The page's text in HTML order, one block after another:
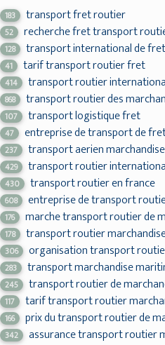
183 transport fret routier
52 recherche fret transport
128 transport international de fret
41 tarif transport routier fret
414 transport routier
868 transport routier des
107 transport logistique fret
47 entreprise de transport de
237 transport aerien marchandise
429 transport routier
430 transport routier en france
608 entreprise de transport
176 marche transport routier de
178 transport routier
306 organisation transport
283 transport marchandise
245 transport routier de
117 tarif transport routier
166 prix du transport routier de
342 assurance transport routier